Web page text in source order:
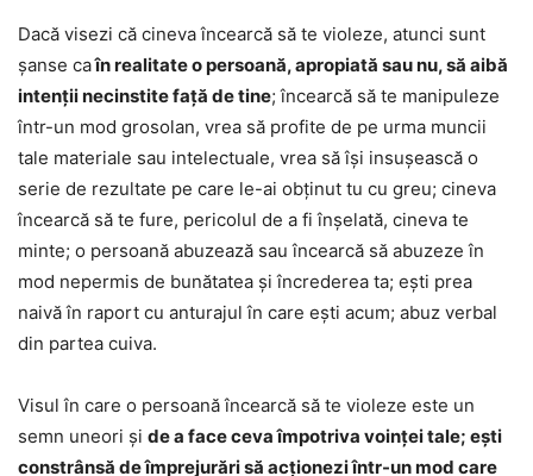
Dacă visezi că cineva încearcă să te violeze, atunci sunt
șanse caîn realitate o persoană, apropiată sau nu, să aibă
intenții necinstite față de tine; încearcă să te manipuleze
într-un mod grosolan, vrea să profite de pe urma muncii
tale materiale sau intelectuale, vrea să își insușească o
serie de rezultate pe care le-ai obținut tu cu greu; cineva
încearcă să te fure, pericolul de a fi înșelată, cineva te
minte; o persoană abuzează sau încearcă să abuzeze în
mod nepermis de bunătatea și încrederea ta; ești prea
naivă în raport cu anturajul în care ești acum; abuz verbal
din partea cuiva.
Visul în care o persoană încearcă să te violeze este un
semn uneori și de a face ceva împotriva voinței tale; ești
constrânsă de împrejurări să acționezi într-un mod care